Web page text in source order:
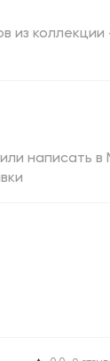
из коллекции
написать